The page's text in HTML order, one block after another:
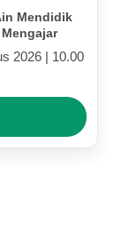
Mendidik
2026 | 10.00